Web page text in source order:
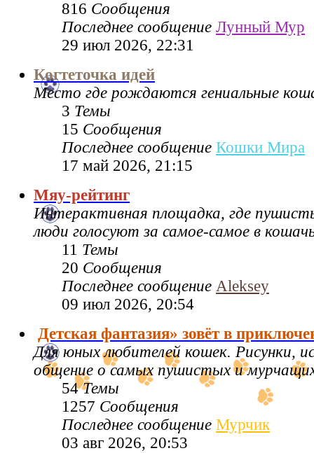
816 Сообщения
Последнее сообщение Лунный Мур
29 июл 2026, 22:31
Когтеточка идей
Место где рождаются гениальные
3 Темы
15 Сообщения
Последнее сообщение Кошки Мира
17 май 2026, 21:15
Мяу-рейтинг
Интерактивная площадка, где
люди голосуют за самое-самое в
11 Темы
20 Сообщения
Последнее сообщение Aleksey
09 июл 2026, 20:54
Детская фантазия» зовёт в
Для юных любителей кошек. Рисунки,
общение о самых пушистых и
54Темы
1257 Сообщения
Последнее сообщение Мурчик
03 авг 2026, 20:53